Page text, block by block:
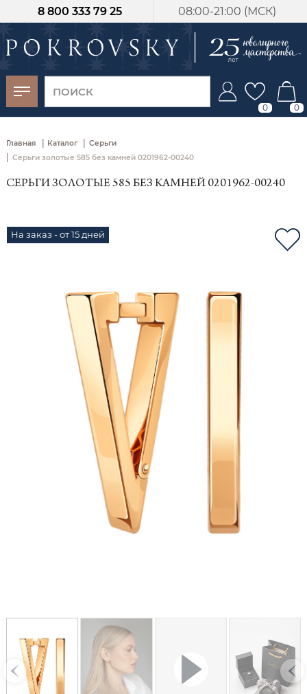
08:00-21:00 (МСК)
8 800 333 79 25
0 0
Главная | Каталог | Серьги
| Серьги золотые 585 без камней 0201962-00240
СЕРЬГИ ЗОЛОТЫЕ 585 БЕЗ КАМНЕЙ 0201962-00240
На заказ - от 15 дней
-30%
от 15 дней с
момента оплаты